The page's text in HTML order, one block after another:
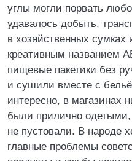
углы могли порвать
удавалось добыть,
в хозяйственных сумках
креативным названием
пищевые пакетики без
и сушили вместе с
интересно, в магазинах
были прилично
не пустовали. В народе
главные проблемы